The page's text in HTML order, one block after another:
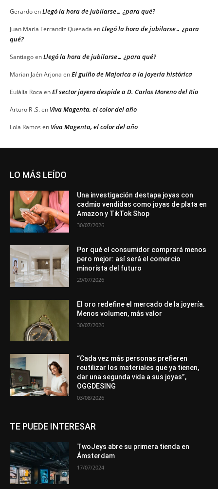
GerardoenLlegó la hora de jubilarse… ¿para qué?
Juan Maria Ferrandiz Quesada enLlegó la hora de jubilarse… ¿para
qué?
SantiagoenLlegó la hora de jubilarse… ¿para qué?
Marian Jaén Arjona enEl guiño de Majorica a la joyería histórica
Eulàlia Roca enEl sector joyero despide a D. Carlos Moreno del Rio
Arturo R .S.en Viva Magenta, el color del año
Lola Ramos en Viva Magenta, el color del año
LO MÁS LEÍDO
Una investigación destapa joyas con
cadmio vendidas como joyas de plata en
Amazon y TikTok Shop
30/07/2026
Por qué el consumidor comprará menos
pero mejor: así será el comercio
minorista del futuro
29/07/2026
El oro redefine el mercado de la joyería.
Menos volumen, más valor
30/07/2026
“Cada vez más personas prefieren
reutilizar los materiales que ya tienen,
dar una segunda vida a sus joyas”,
OGGDESING
03/08/2026
TE PUEDE INTERESAR
TwoJeys abre su primera tienda en
Ámsterdam
17/07/2024